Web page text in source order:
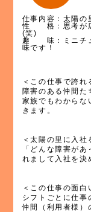
仕事内容：太陽
性 格：思考が広
(笑)
趣 味：ミニチュ
味です！
＜この仕事で誇れ
障害のある仲間た
家族でもわからな
きます。
＜太陽の里に入社
「どんな障害が
れまして入社を決
＜この仕事の面白
シフトごとに仕事
仲間（利用者様）